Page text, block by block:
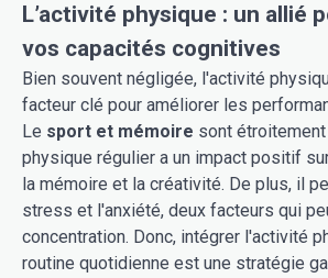
L’activité physique : un allié
vos capacités cognitives
Bien souvent négligée, l'activité
facteur clé pour améliorer les
Le sport et mémoire sont
physique régulier a un impact positif
la mémoire et la créativité. De plus, il
stress et l'anxiété, deux facteurs qui
concentration. Donc, intégrer l'activité
routine quotidienne est une stratégie